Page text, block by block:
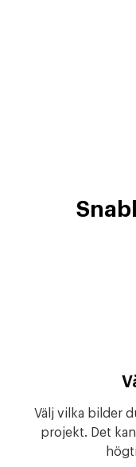
Välj vilka bilder
projekt. Det